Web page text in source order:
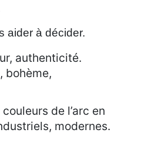
aider à décider.
authenticité.
bohème,
de l’arc en
modernes.